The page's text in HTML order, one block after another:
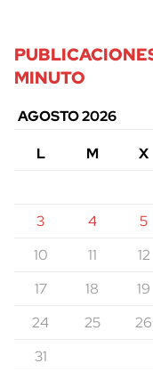
MINUTO
AGOSTO 2026
L
M X
3
4 5
10
11 12
17
18 19
24
25 26
31